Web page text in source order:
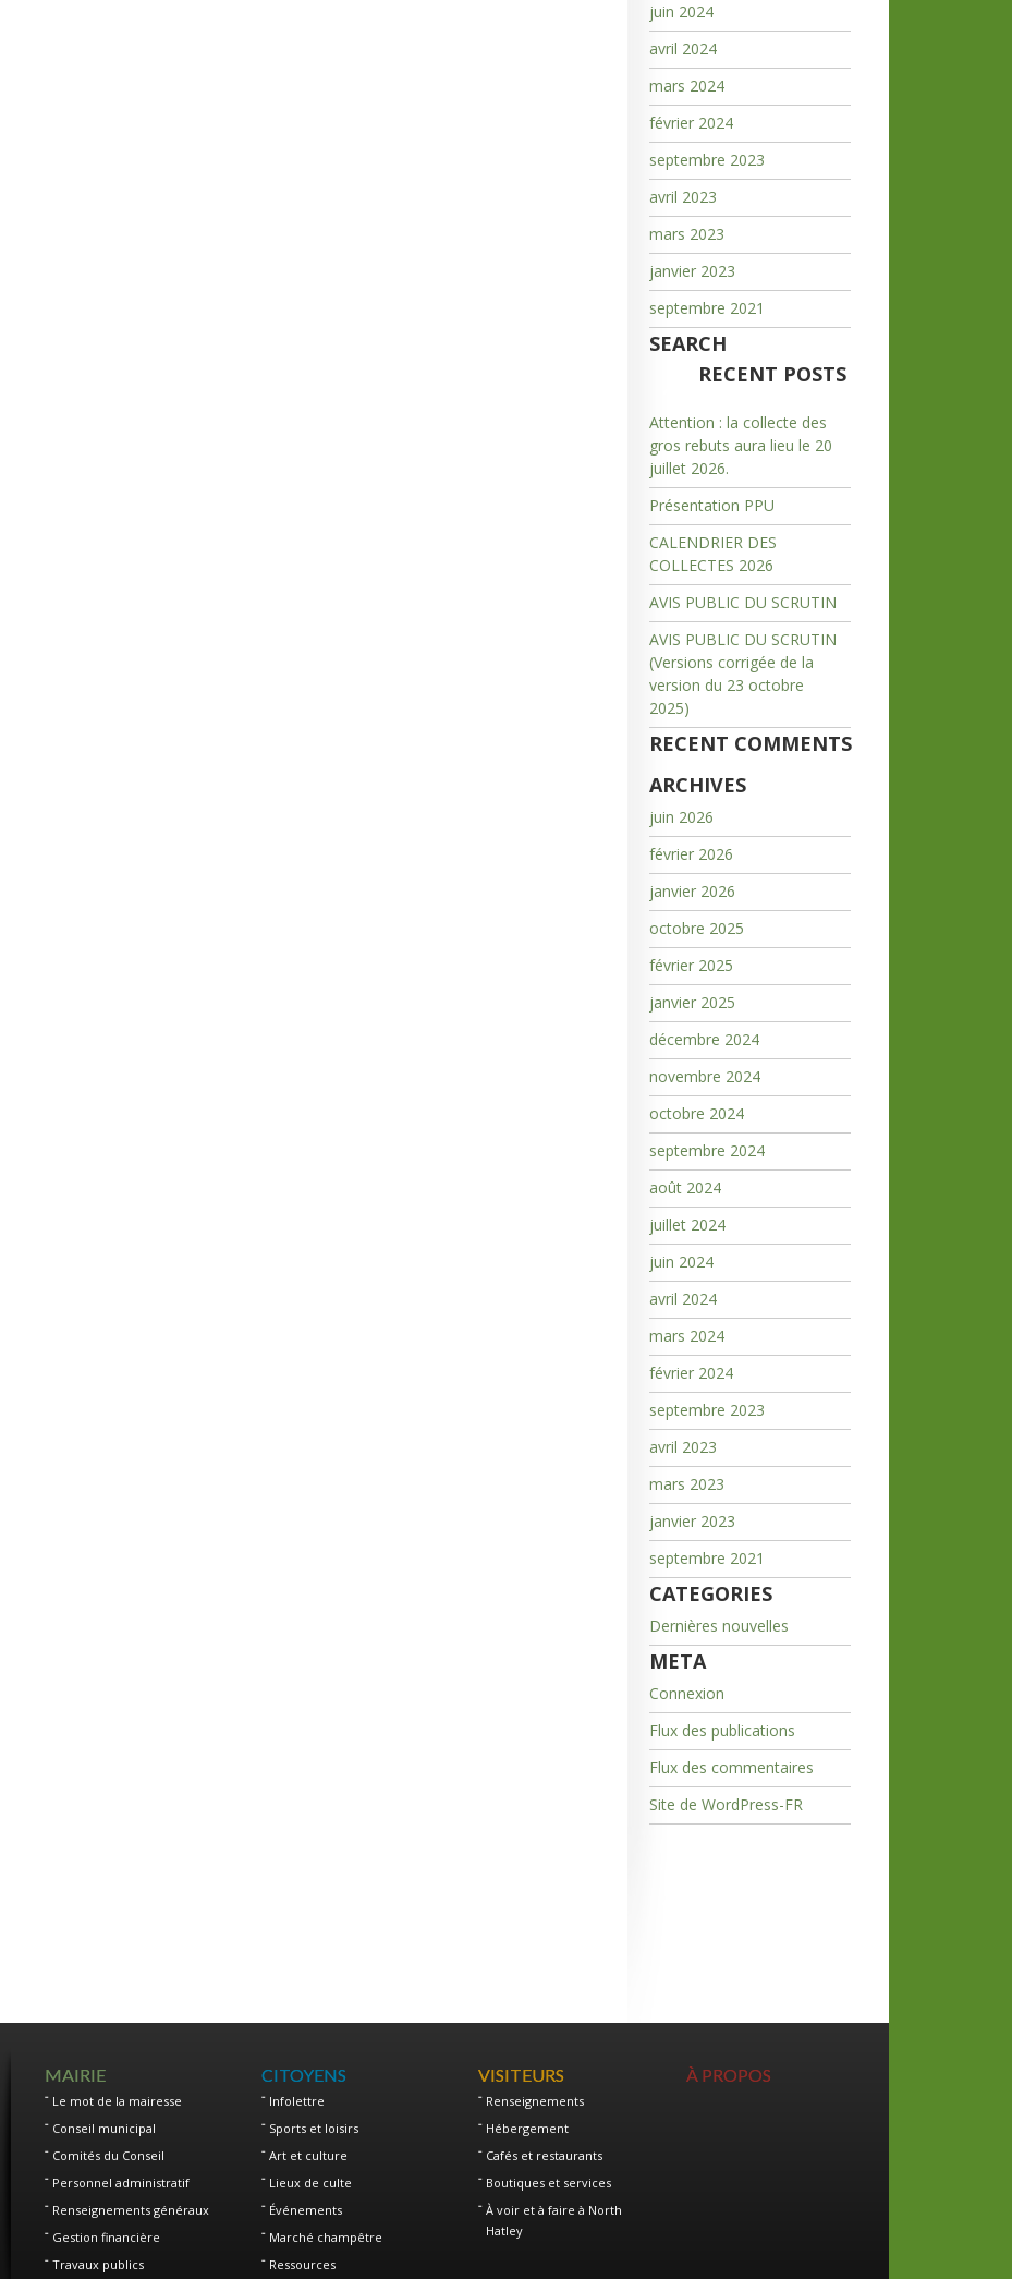
juin 2024
avril 2024
mars 2024
février 2024
septembre 2023
avril 2023
mars 2023
janvier 2023
septembre 2021
SEARCH
RECENT POSTS
Attention : la collecte des
gros rebuts aura lieu le 20
juillet 2026.
Présentation PPU
CALENDRIER DES
COLLECTES 2026
AVIS PUBLIC DU SCRUTIN
AVIS PUBLIC DU SCRUTIN
(Versions corrigée de la
version du 23 octobre
2025)
RECENT COMMENTS
ARCHIVES
juin 2026
février 2026
janvier 2026
octobre 2025
février 2025
janvier 2025
décembre 2024
novembre 2024
octobre 2024
septembre 2024
août 2024
juillet 2024
juin 2024
avril 2024
mars 2024
février 2024
septembre 2023
avril 2023
mars 2023
janvier 2023
septembre 2021
CATEGORIES
Dernières nouvelles
META
Connexion
Flux des publications
Flux des commentaires
Site de WordPress-FR
MAIRIE
Le mot de la mairesse
Conseil municipal
Comités du Conseil
Personnel administratif
Renseignements généraux
Gestion financière
Travaux publics
CITOYENS
Infolettre
Sports et loisirs
Art et culture
Lieux de culte
Événements
Marché champêtre
Ressources
VISITEURS
Renseignements
Hébergement
Cafés et restaurants
Boutiques et services
À voir et à faire à North
Hatley
À PROPOS